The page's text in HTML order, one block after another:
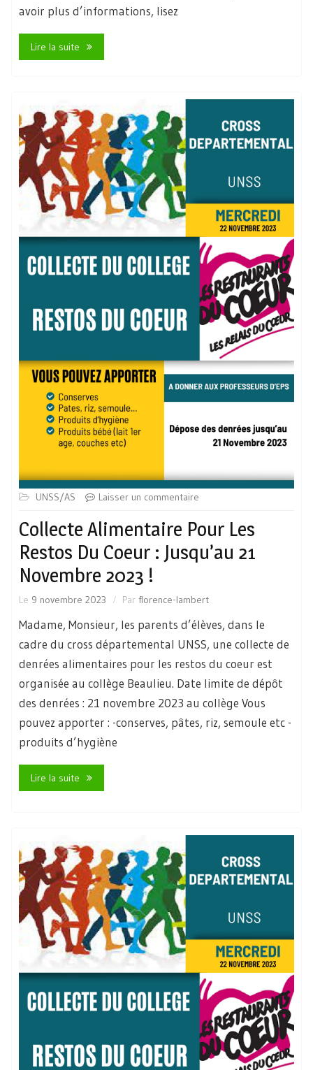
avoir plus d’informations, lisez
Lire la suite
UNSS/AS Laisser un commentaire
Collecte Alimentaire Pour Les
Restos Du Coeur : Jusqu’au 21
Novembre 2023 !
Le 9 novembre 2023 Par florence-lambert
Madame, Monsieur, les parents d’élèves, dans le
cadre du cross départemental UNSS, une collecte de
denrées alimentaires pour les restos du coeur est
organisée au collège Beaulieu. Date limite de dépôt
des denrées : 21 novembre 2023 au collège Vous
pouvez apporter : -conserves, pâtes, riz, semoule etc -
produits d’hygiène
Lire la suite